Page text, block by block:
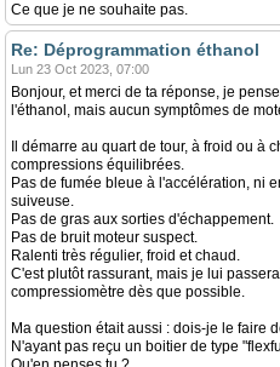
Ce que je ne souhaite pas.
Re: Déprogrammation éthanol
Lun 23 Oct 2023, 07:00
Bonjour, et merci de ta réponse, je
l'éthanol, mais aucun symptômes de
Il démarre au quart de tour, à froid ou à
compressions équilibrées.
Pas de fumée bleue à l'accélération, ni
suiveuse.
Pas de gras aux sorties d'échappement.
Pas de bruit moteur suspect.
Ralenti très régulier, froid et chaud.
C'est plutôt rassurant, mais je lui
compressiomètre dès que possible.
Ma question était aussi : dois-je le faire
N'ayant pas reçu un boitier de type